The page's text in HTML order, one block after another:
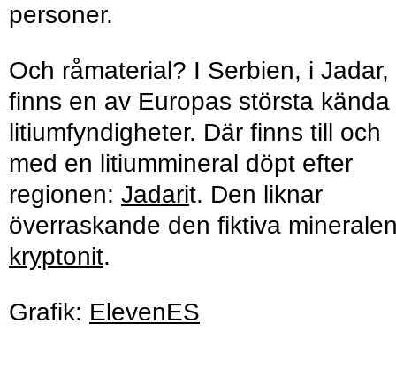
personer.
Och råmaterial? I Serbien, i Jadar,
finns en av Europas största kända
litiumfyndigheter. Där finns till och
med en litiummineral döpt efter
regionen: Jadarit. Den liknar
överraskande den fiktiva
kryptonit.
Grafik: ElevenES